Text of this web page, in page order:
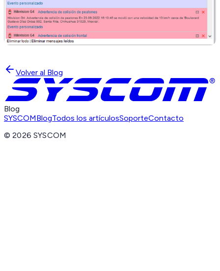
Volver al Blog
Blog
SYSCOMBlogTodos los artículosSoporteContacto
©2026 SYSCOM